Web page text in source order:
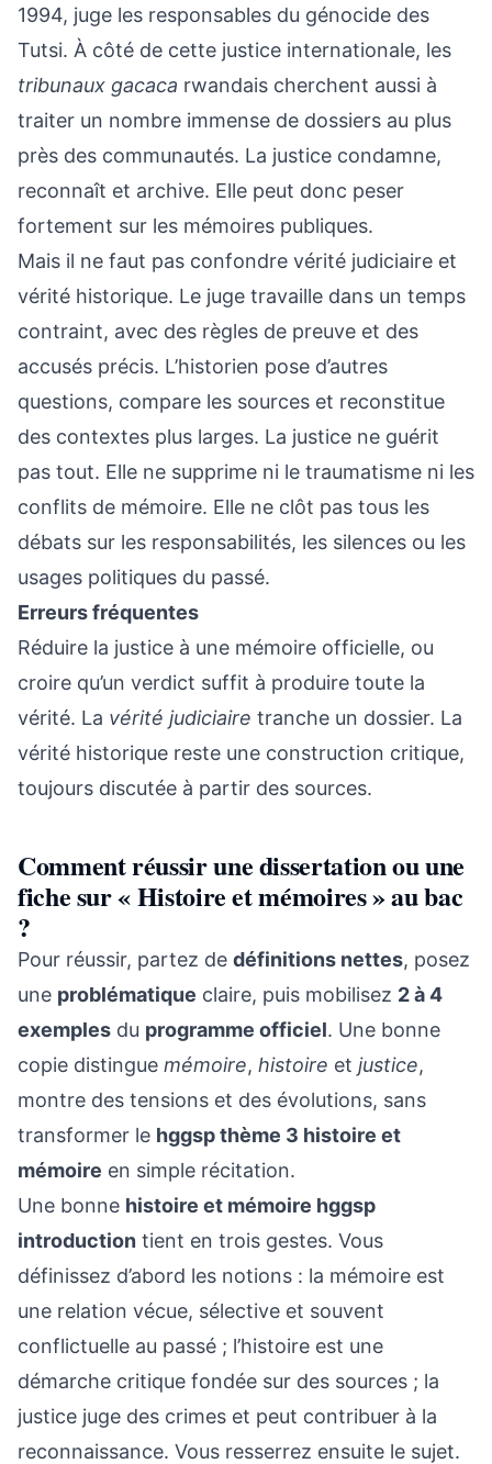
1994, juge les responsables du génocide des
Tutsi. À côté de cette justice internationale, les
tribunaux gacaca rwandais cherchent aussi à
traiter un nombre immense de dossiers au plus
près des communautés. La justice condamne,
reconnaît et archive. Elle peut donc peser
fortement sur les mémoires publiques.
Mais il ne faut pas confondre vérité judiciaire et
vérité historique. Le juge travaille dans un temps
contraint, avec des règles de preuve et des
accusés précis. L’historien pose d’autres
questions, compare les sources et reconstitue
des contextes plus larges. La justice ne guérit
pas tout. Elle ne supprime ni le traumatisme ni les
conflits de mémoire. Elle ne clôt pas tous les
débats sur les responsabilités, les silences ou les
usages politiques du passé.
Erreurs fréquentes
Réduire la justice à une mémoire officielle, ou
croire qu’un verdict suffit à produire toute la
vérité. La vérité judiciaire tranche un dossier. La
vérité historique reste une construction critique,
toujours discutée à partir des sources.
Comment réussir une dissertation ou une
fiche sur « Histoire et mémoires » au bac
?
Pour réussir, partez de définitions nettes, posez
une problématique claire, puis mobilisez 2 à 4
exemples du programme officiel. Une bonne
copie distingue mémoire, histoire et justice,
montre des tensions et des évolutions, sans
transformer le hggsp thème 3 histoire et
mémoire en simple récitation.
Une bonne histoire et mémoire hggsp
introduction tient en trois gestes. Vous
définissez d’abord les notions : la mémoire est
une relation vécue, sélective et souvent
conflictuelle au passé ; l’histoire est une
démarche critique fondée sur des sources ; la
justice juge des crimes et peut contribuer à la
reconnaissance. Vous resserrez ensuite le sujet.